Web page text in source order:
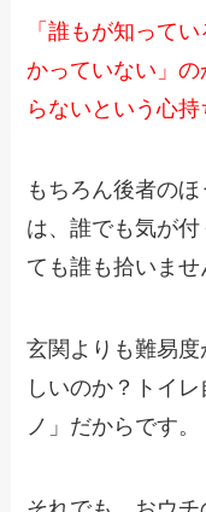
「誰もが知って
かっていない」
らないという心
もちろん後者の
は、誰でも気が
ても誰も拾いませ
玄関よりも難易
しいのか？トイ
ノ」だからです。